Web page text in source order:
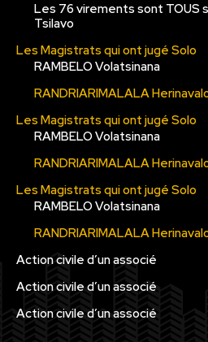
Les 76 virements sont TOUS
Tsilavo
Les Magistrats qui ont jugé Solo
RAMBELO Volatsinana
RANDRIARIMALALA
Les Magistrats qui ont jugé Solo
RAMBELO Volatsinana
RANDRIARIMALALA
Les Magistrats qui ont jugé Solo
RAMBELO Volatsinana
RANDRIARIMALALA
Action civile d’un associé
Action civile d’un associé
Action civile d’un associé